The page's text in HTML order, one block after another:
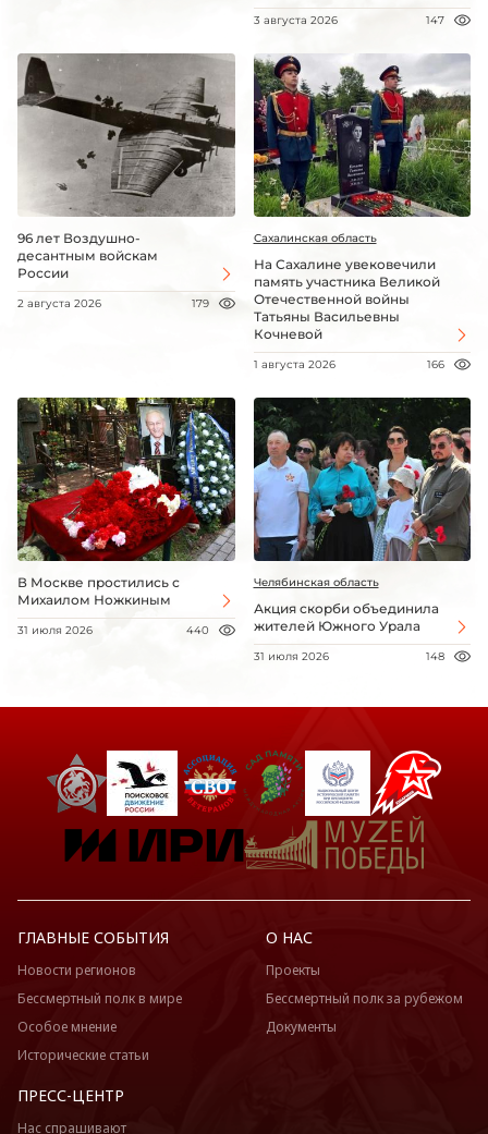
3 августа 2026 147
96 лет Воздушно-
десантным войскам
России
2 августа 2026 179
Сахалинская область
На Сахалине увековечили
память участника Великой
Отечественной войны
Татьяны Васильевны
Кочневой
1 августа 2026 166
В Москве простились с
Михаилом Ножкиным
31 июля 2026 440
Челябинская область
Акция скорби объединила
жителей Южного Урала
31 июля 2026 148
ГЛАВНЫЕ СОБЫТИЯ
Новости регионов
Бессмертный полк в мире
Особое мнение
Исторические статьи
О НАС
Проекты
Бессмертный полк за рубежом
Документы
ПРЕСС-ЦЕНТР
Нас спрашивают